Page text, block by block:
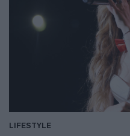
LIFESTYLE